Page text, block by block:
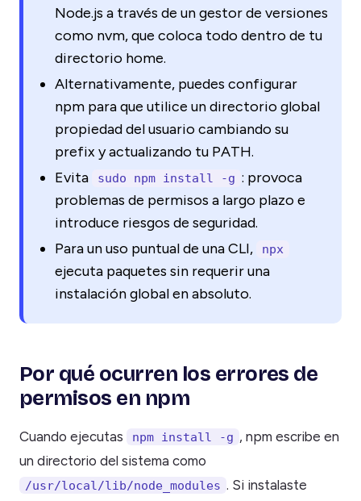
Node.js a través de un gestor de versiones
como nvm, que coloca todo dentro de tu
directorio home.
Alternativamente, puedes configurar
npm para que utilice un directorio global
propiedad del usuario cambiando su
prefix y actualizando tu PATH.
Evita
sudo npm install -g : provoca
problemas de permisos a largo plazo e
introduce riesgos de seguridad.
Para un uso puntual de una CLI,
npx
ejecuta paquetes sin requerir una
instalación global en absoluto.
Por qué ocurren los errores de
permisos en npm
Cuando ejecutas npm install -g , npm escribe en
un directorio del sistema como
/usr/local/lib/node_modules . Si instalaste